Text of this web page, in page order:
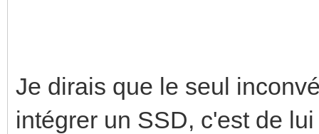
Je dirais que le seul
intégrer un SSD, c'est de